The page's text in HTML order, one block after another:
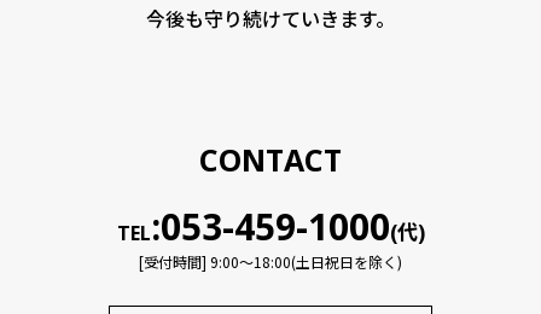
今後も守り続けていきます。
CONTACT
TEL:053-459-1000(代)
[受付時間] 9:00〜18:00(土日祝日を除く)